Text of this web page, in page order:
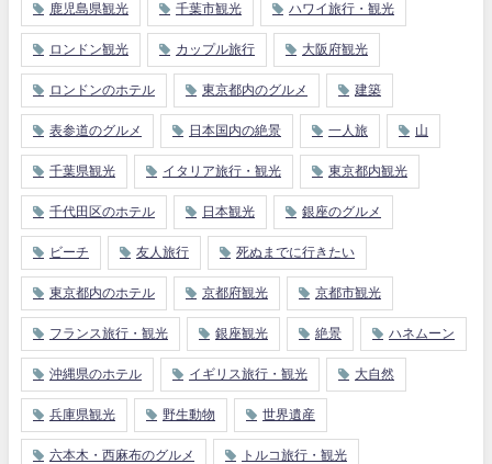
鹿児島県観光 千葉市観光 ハワイ旅行・観光
ロンドン観光 カップル旅行 大阪府観光
ロンドンのホテル 東京都内のグルメ 建築
表参道のグルメ 日本国内の絶景 一人旅 山
千葉県観光 イタリア旅行・観光 東京都内観光
千代田区のホテル 日本観光 銀座のグルメ
ビーチ 友人旅行 死ぬまでに行きたい
東京都内のホテル 京都府観光 京都市観光
フランス旅行・観光 銀座観光 絶景 ハネムーン
沖縄県のホテル イギリス旅行・観光 大自然
兵庫県観光 野生動物 世界遺産
六本木・西麻布のグルメ トルコ旅行・観光